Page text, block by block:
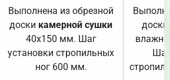
Выполнена из обрезной
доски камерной сушки
40х150 мм. Шаг
установки стропильных
ног 600 мм.
доски